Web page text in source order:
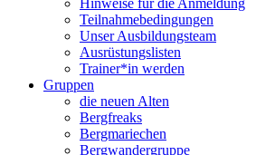
Hinweise für die Anmeldung
Teilnahmebedingungen
Unser Ausbildungsteam
Ausrüstungslisten
Trainer*in werden
Gruppen
die neuen Alten
Bergfreaks
Bergmariechen
Bergwandergruppe